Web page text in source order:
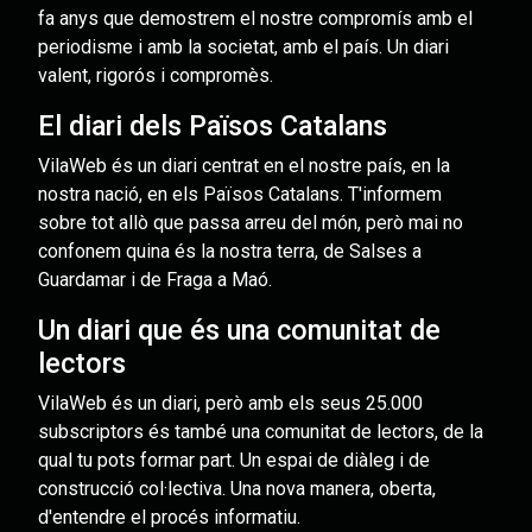
fa anys que demostrem el nostre compromís amb el
periodisme i amb la societat, amb el país. Un diari
valent, rigorós i compromès.
El diari dels Països Catalans
VilaWeb és un diari centrat en el nostre país, en la
nostra nació, en els Països Catalans. T'informem
sobre tot allò que passa arreu del món, però mai no
confonem quina és la nostra terra, de Salses a
Guardamar i de Fraga a Maó.
Un diari que és una comunitat de
lectors
VilaWeb és un diari, però amb els seus 25.000
subscriptors és també una comunitat de lectors, de la
qual tu pots formar part. Un espai de diàleg i de
construcció col·lectiva. Una nova manera, oberta,
d'entendre el procés informatiu.